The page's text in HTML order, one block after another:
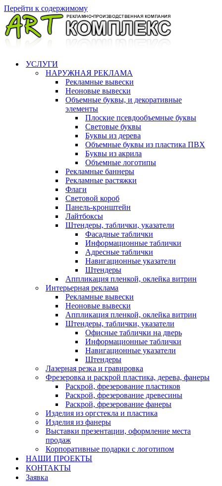
Перейти к содержимому
УСЛУГИ
НАРУЖНАЯ РЕКЛАМА
Рекламные вывески
Неоновые вывески
Объемные буквы, и декоративные
элементы
Плоские псевдообъемные буквы
Световые буквы
Буквы из дерева
Объемные буквы из пластика ПВХ
Буквы из акрила
Объемные логотипы
Рекламные баннеры
Рекламные растяжки
Флаги
Световой короб
Панель-кронштейн
Лайтбоксы
Штендеры, таблички, указатели
Фасадные таблички
Информационные таблички
Адресные таблички
Навигационные указатели
Штендеры
Аппликация пленкой, оклейка витрин
Интерьерная реклама
Рекламные вывески
Неоновые вывески
Аппликация пленкой, оклейка витрин
Штендеры, таблички, указатели
Офисные таблички на дверь
Информационные таблички
Навигационные указатели
Штендеры
Лазерная резка и гравировка
Фрезеровка и раскрой пластика, дерева, фанеры
Раскрой, фрезерование пластиков
Раскрой, фрезерование древесины
Раскрой, фрезерование фанеры
Изделия из оргстекла и пластика
Изделия из фанеры
Выставки презентации, оформление места
продаж
Корпоративные подарки с логотипом
НАШИ ПРОЕКТЫ
КОНТАКТЫ
Заявка